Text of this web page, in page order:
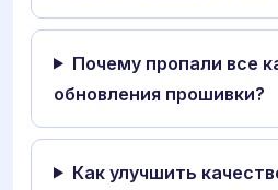
Почему пропали все
обновления прошивки?
Как улучшить